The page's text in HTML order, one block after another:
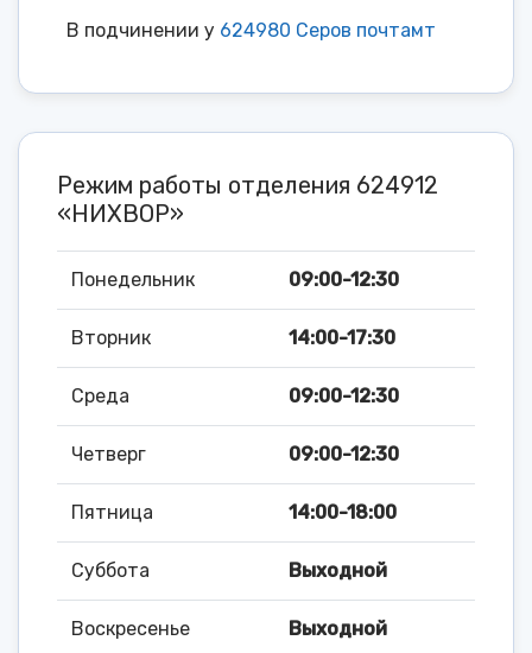
В подчинении у 624980 Серов почтамт
Режим работы отделения 624912
«НИХВОР»
Понедельник 09:00-12:30
Вторник 14:00-17:30
Среда 09:00-12:30
Четверг 09:00-12:30
Пятница 14:00-18:00
Суббота Выходной
Воскресенье Выходной